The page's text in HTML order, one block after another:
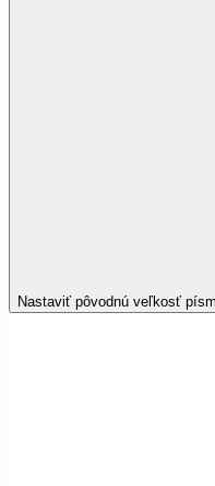
Nastaviť pôvodnú veľkosť